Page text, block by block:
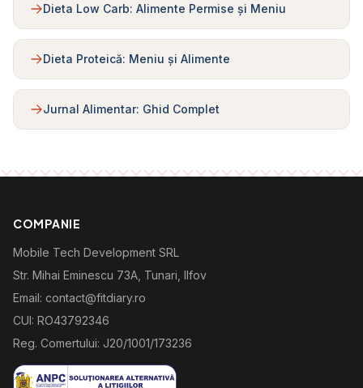
Dieta Low Carb: Alimente Permise și Meniu
Dieta Proteică: Meniu și Alimente
Jurnal Alimentar: Ghid Complet
COMPANIE
Mobile Tech Development SRL
Str. Mihai Eminescu 73A, Tunari, Ilfov
Email: contact@fitdiary.ro
CUI: RO43792346
Reg. Comertului: J20/1001/173236